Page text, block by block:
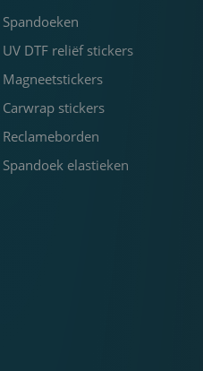
Spandoeken
UV DTF reliëf stickers
Magneetstickers
Carwrap stickers
Reclameborden
Spandoek elastieken